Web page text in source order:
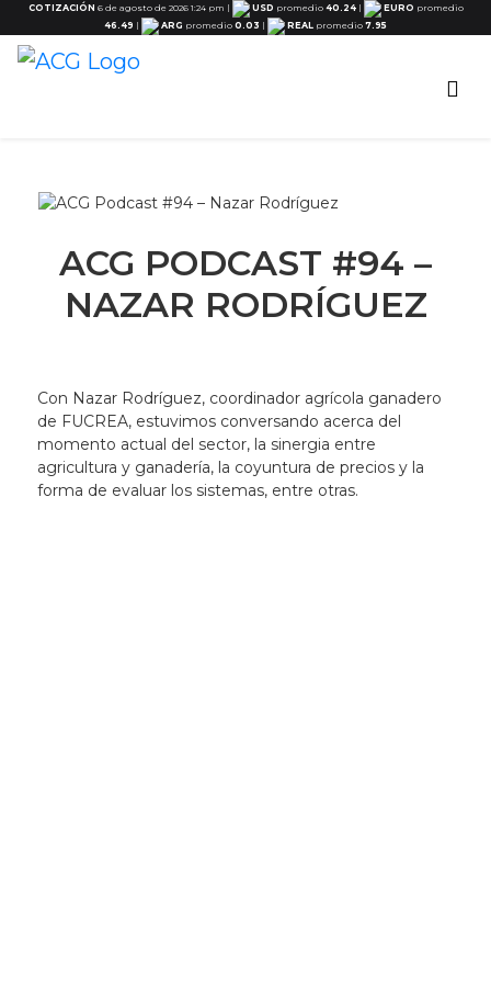
COTIZACIÓN 6 de agosto de 2026 1:24 pm | USD promedio 40.24 | EURO promedio
46.49 | ARG promedio 0.03 | REAL promedio 7.95
ACG PODCAST #94 –
NAZAR RODRÍGUEZ
Con Nazar Rodríguez, coordinador agrícola ganadero
de FUCREA, estuvimos conversando acerca del
momento actual del sector, la sinergia entre
agricultura y ganadería, la coyuntura de precios y la
forma de evaluar los sistemas, entre otras.